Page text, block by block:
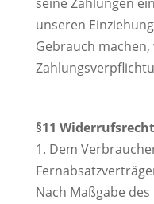
unseren
Gebrauch
§11
1. Dem
Nach Maßgabe